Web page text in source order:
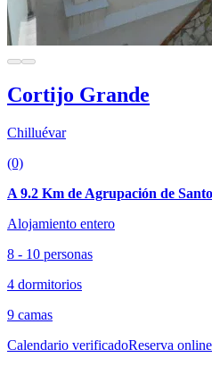
Cortijo Grande
Chilluévar
(0)
A 9.2 Km de Agrupación de
Alojamiento entero
8 - 10 personas
4 dormitorios
9 camas
Calendario verificadoReserva online